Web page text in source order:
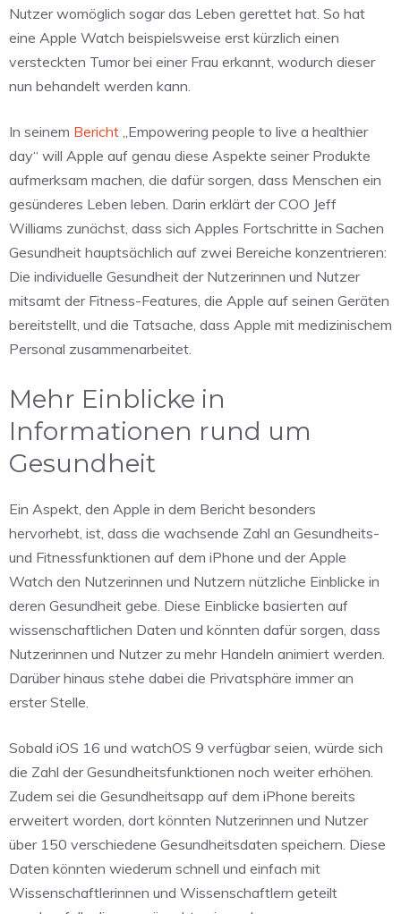
Nutzer womöglich sogar das Leben gerettet hat. So hat
eine Apple Watch beispielsweise erst kürzlich einen
versteckten Tumor bei einer Frau erkannt, wodurch dieser
nun behandelt werden kann.
In seinem Bericht „Empowering people to live a healthier
day“ will Apple auf genau diese Aspekte seiner Produkte
aufmerksam machen, die dafür sorgen, dass Menschen ein
gesünderes Leben leben. Darin erklärt der COO Jeff
Williams zunächst, dass sich Apples Fortschritte in Sachen
Gesundheit hauptsächlich auf zwei Bereiche konzentrieren:
Die individuelle Gesundheit der Nutzerinnen und Nutzer
mitsamt der Fitness-Features, die Apple auf seinen Geräten
bereitstellt, und die Tatsache, dass Apple mit medizinischem
Personal zusammenarbeitet.
Mehr Einblicke in
Informationen rund um
Gesundheit
Ein Aspekt, den Apple in dem Bericht besonders
hervorhebt, ist, dass die wachsende Zahl an Gesundheits-
und Fitnessfunktionen auf dem iPhone und der Apple
Watch den Nutzerinnen und Nutzern nützliche Einblicke in
deren Gesundheit gebe. Diese Einblicke basierten auf
wissenschaftlichen Daten und könnten dafür sorgen, dass
Nutzerinnen und Nutzer zu mehr Handeln animiert werden.
Darüber hinaus stehe dabei die Privatsphäre immer an
erster Stelle.
Sobald iOS 16 und watchOS 9 verfügbar seien, würde sich
die Zahl der Gesundheitsfunktionen noch weiter erhöhen.
Zudem sei die Gesundheitsapp auf dem iPhone bereits
erweitert worden, dort könnten Nutzerinnen und Nutzer
über 150 verschiedene Gesundheitsdaten speichern. Diese
Daten könnten wiederum schnell und einfach mit
Wissenschaftlerinnen und Wissenschaftlern geteilt